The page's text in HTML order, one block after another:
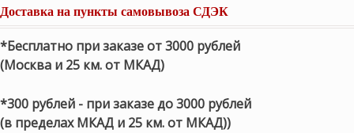
Доставка на пункты самовывоза СДЭК
*Бесплатно при заказе от 3000 рублей
(Москва и 25 км. от МКАД)
*300 рублей - при заказе до 3000 рублей
(в пределах МКАД и 25 км. от МКАД))